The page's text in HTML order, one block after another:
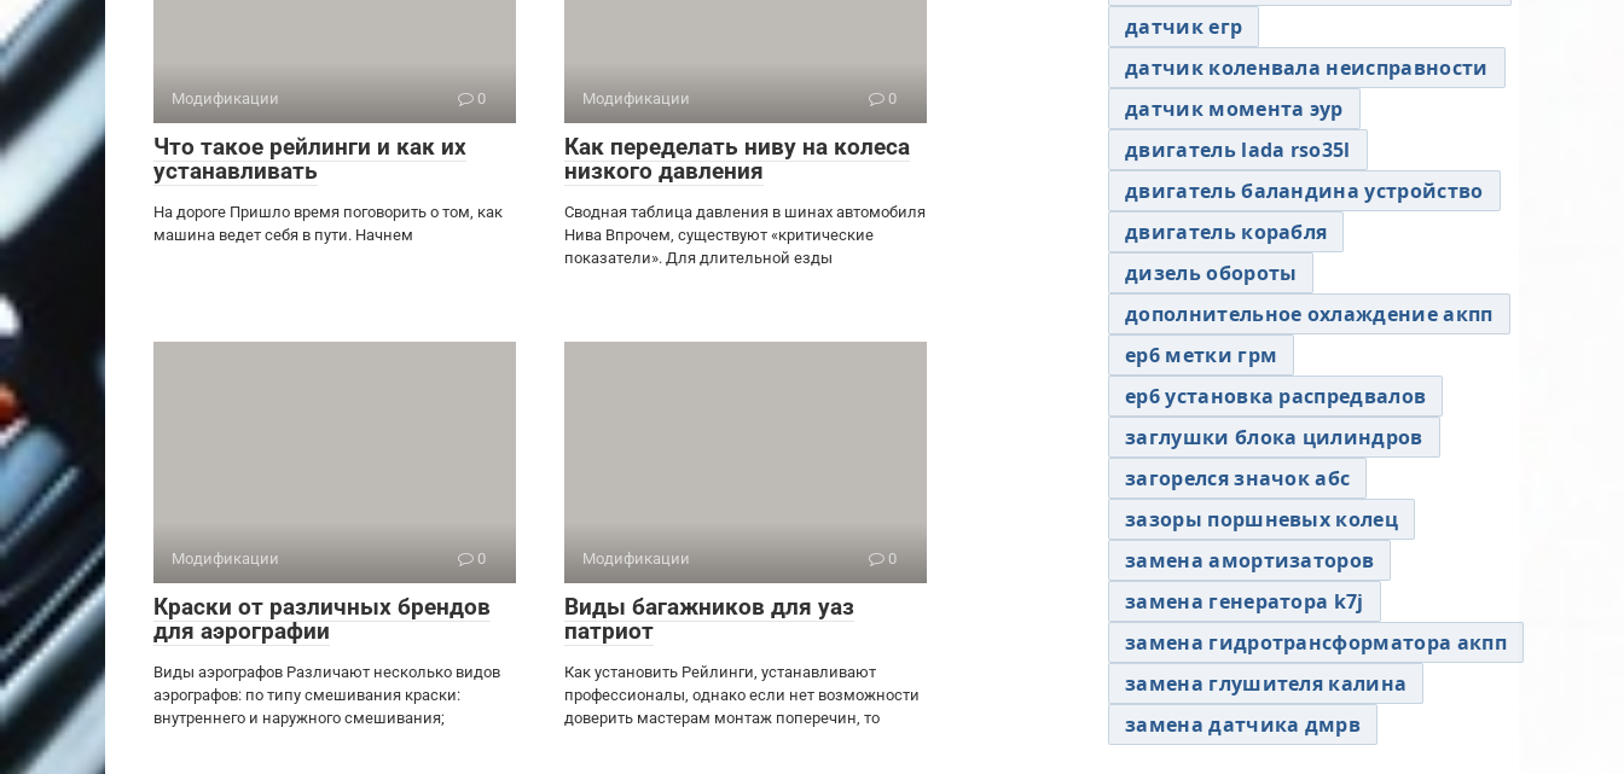
Модификации 0
Что такое рейлинги и как их
устанавливать
На дороге Пришло время поговорить о том, как
машина ведет себя в пути. Начнем
Модификации 0
Как переделать ниву на колеса
низкого давления
Сводная таблица давления в шинах автомобиля
Нива Впрочем, существуют «критические
показатели». Для длительной езды
Модификации 0
Краски от различных брендов
для аэрографии
Виды аэрографов Различают несколько видов
аэрографов: по типу смешивания краски:
внутреннего и наружного смешивания;
Модификации 0
Виды багажников для уаз
патриот
Как установить Рейлинги, устанавливают
профессионалы, однако если нет возможности
доверить мастерам монтаж поперечин, то
датчик егр
датчик коленвала неисправности
датчик момента эур
двигатель lada rso35l
двигатель баландина устройство
двигатель корабля
дизель обороты
дополнительное охлаждение акпп
ер6 метки грм
ер6 установка распредвалов
заглушки блока цилиндров
загорелся значок абс
зазоры поршневых колец
замена амортизаторов
замена генератора k7j
замена гидротрансформатора акпп
замена глушителя калина
замена датчика дмрв